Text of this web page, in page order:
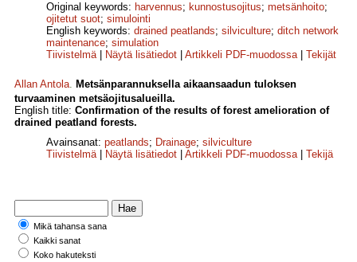
Original keywords: harvennus; kunnostusojitus; metsänhoito;
ojitetut suot; simulointi
English keywords: drained peatlands; silviculture; ditch network
maintenance; simulation
Tiivistelmä| Näytä lisätiedot Artikkeli PDF-muodossa| Tekijät
Allan Antola. Metsänparannuksella aikaansaadun tuloksen
turvaaminen metsäojitusalueilla.
English title: Confirmation of the results of forest amelioration of
drained peatland forests.
Avainsanat: peatlands; Drainage; silviculture
Tiivistelmä| Näytä lisätiedot Artikkeli PDF-muodossa| Tekijä
Mikä tahansa sana
Kaikki sanat
Koko hakuteksti